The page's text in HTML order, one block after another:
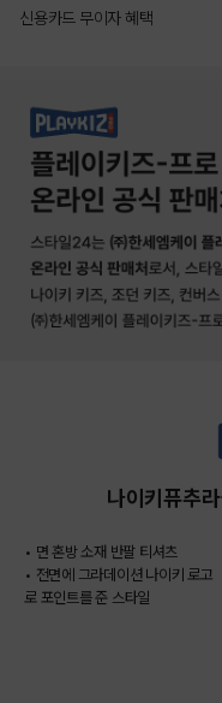
신용카드 무이자 혜택
나이키퓨추
• 면 혼방 소재 반팔 티셔츠
• 전면에 그라데이션 나이키 로고
로 포인트를 준 스타일